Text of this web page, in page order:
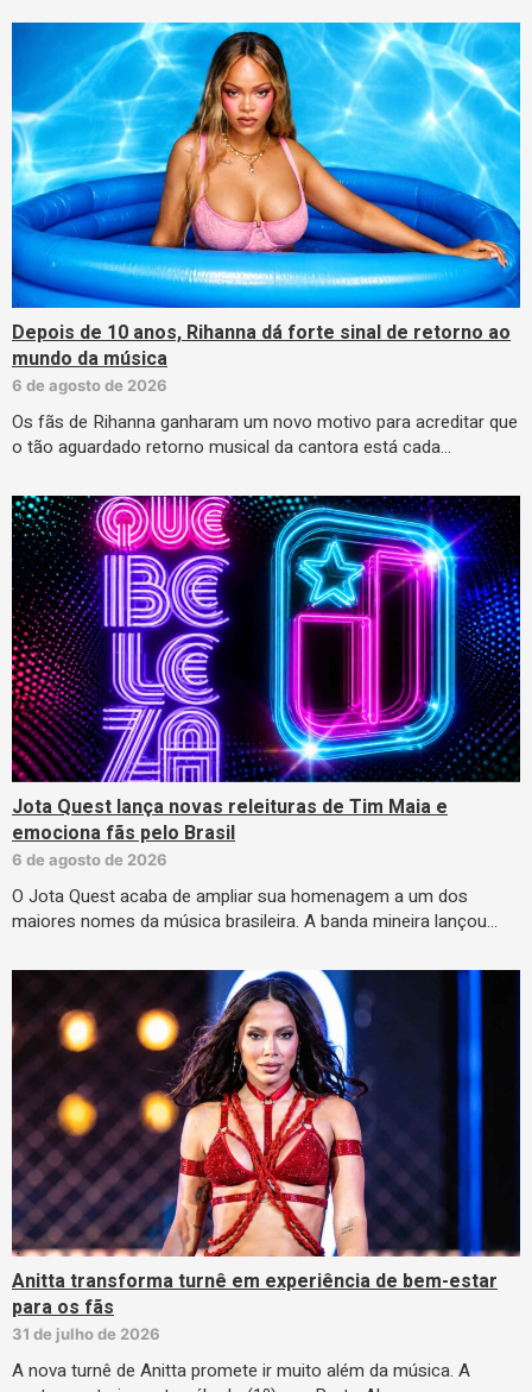
Depois de 10 anos, Rihanna dá forte sinal de retorno ao
mundo da música
6 de agosto de 2026
Os fãs de Rihanna ganharam um novo motivo para acreditar que
o tão aguardado retorno musical da cantora está cada…
Jota Quest lança novas releituras de Tim Maia e
emociona fãs pelo Brasil
6 de agosto de 2026
O Jota Quest acaba de ampliar sua homenagem a um dos
maiores nomes da música brasileira. A banda mineira lançou…
Anitta transforma turnê em experiência de bem-estar
para os fãs
31 de julho de 2026
A nova turnê de Anitta promete ir muito além da música. A